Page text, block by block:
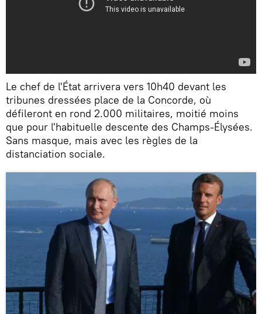
Le chef de l'État arrivera vers 10h40 devant les
tribunes dressées place de la Concorde, où
défileront en rond 2.000 militaires, moitié moins
que pour l'habituelle descente des Champs-Élysées.
Sans masque, mais avec les règles de la
distanciation sociale.